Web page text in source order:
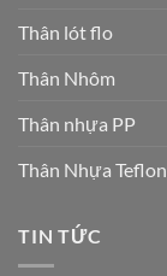
Thân lót flo
Thân Nhôm
Thân nhựa PP
Thân Nhựa Teflon
TIN TỨC